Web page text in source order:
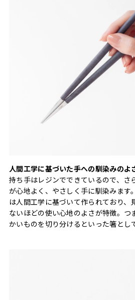
人間工学に基づいた手への馴染みのよ
持ち手はレジンでできているので、さ
が心地よく、やさしく手に馴染みます
は人間工学に基づいて作られており、
ないほどの使い心地のよさが特徴。つ
かいものを切り分けるといった箸とし